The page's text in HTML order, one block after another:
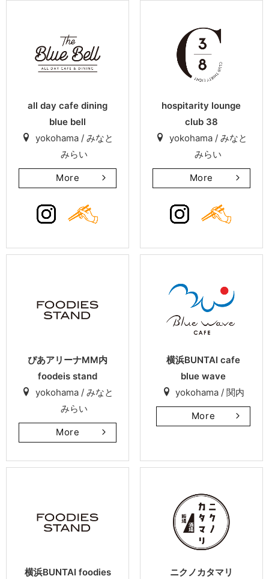
all day cafe dining
blue bell
yokohama / みなと
みらい
More
hospitarity lounge
club 38
yokohama / みなと
みらい
More
ぴあアリーナMM内
foodeis stand
yokohama / みなと
みらい
More
横浜BUNTAI cafe
blue wave
yokohama / 関内
More
横浜BUNTAI foodies
ニクノカタマリ